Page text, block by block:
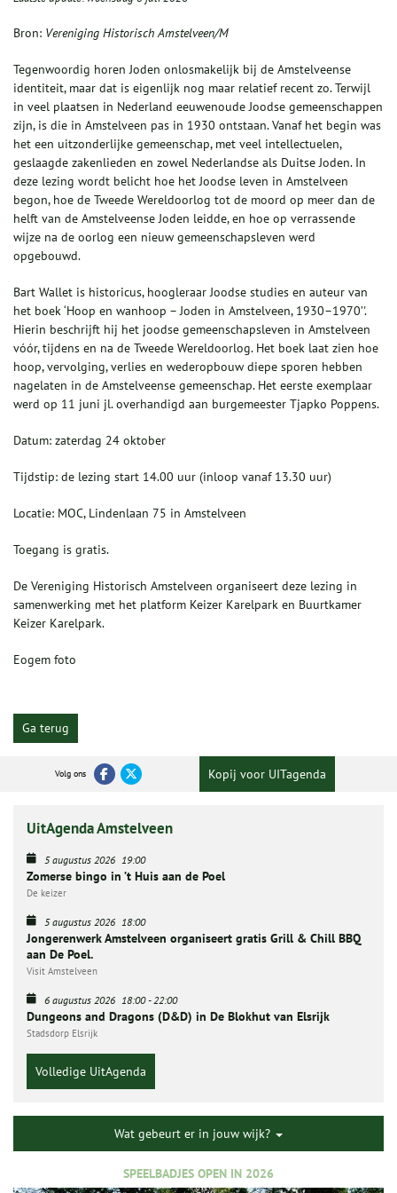
Bron: Vereniging Historisch Amstelveen/M
Tegenwoordig horen Joden onlosmakelijk bij de Amstelveense
identiteit, maar dat is eigenlijk nog maar relatief recent zo. Terwijl
in veel plaatsen in Nederland eeuwenoude Joodse gemeenschappen
zijn, is die in Amstelveen pas in 1930 ontstaan. Vanaf het begin was
het een uitzonderlijke gemeenschap, met veel intellectuelen,
geslaagde zakenlieden en zowel Nederlandse als Duitse Joden. In
deze lezing wordt belicht hoe het Joodse leven in Amstelveen
begon, hoe de Tweede Wereldoorlog tot de moord op meer dan de
helft van de Amstelveense Joden leidde, en hoe op verrassende
wijze na de oorlog een nieuw gemeenschapsleven werd
opgebouwd.
Bart Wallet is historicus, hoogleraar Joodse studies en auteur van
het boek ‘Hoop en wanhoop – Joden in Amstelveen, 1930–1970’'.
Hierin beschrijft hij het joodse gemeenschapsleven in Amstelveen
vóór, tijdens en na de Tweede Wereldoorlog. Het boek laat zien hoe
hoop, vervolging, verlies en wederopbouw diepe sporen hebben
nagelaten in de Amstelveense gemeenschap. Het eerste exemplaar
werd op 11 juni jl. overhandigd aan burgemeester Tjapko Poppens.
Datum: zaterdag 24 oktober
Tijdstip: de lezing start 14.00 uur (inloop vanaf 13.30 uur)
Locatie: MOC, Lindenlaan 75 in Amstelveen
Toegang is gratis.
De Vereniging Historisch Amstelveen organiseert deze lezing in
samenwerking met het platform Keizer Karelpark en Buurtkamer
Keizer Karelpark.
Eogem foto
Ga terug
Volg ons Kopij voor UITagenda
UitAgenda Amstelveen
5 augustus 2026 19:00
Zomerse bingo in ’t Huis aan de Poel
De keizer
5 augustus 2026 18:00
Jongerenwerk Amstelveen organiseert gratis Grill & Chill BBQ
aan De Poel.
Visit Amstelveen
6 augustus 2026 18:00-22:00
Dungeons and Dragons (D&D) in De Blokhut van Elsrijk
Stadsdorp Elsrijk
Volledige UitAgenda
Wat gebeurt er in jouw wijk?
SPEELBADJES OPEN IN 2026